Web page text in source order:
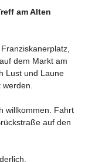
am Alten
dem Markt am
Lust und Laune
willkommen. Fahrt
auf den